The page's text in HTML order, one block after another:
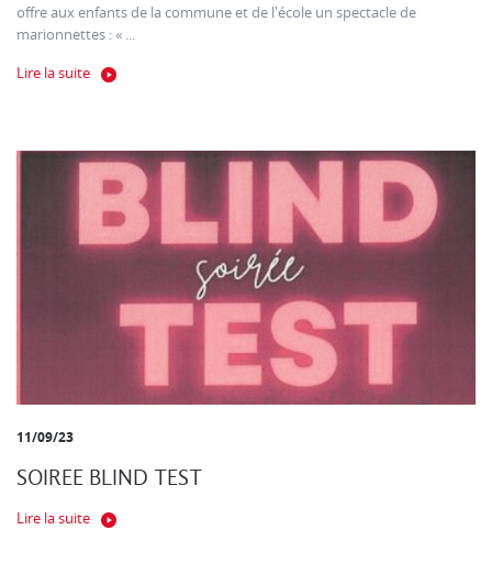
offre aux enfants de la commune et de l'école un spectacle de
marionnettes : « ...
Lire la suite
11/09/23
SOIREE BLIND TEST
Lire la suite